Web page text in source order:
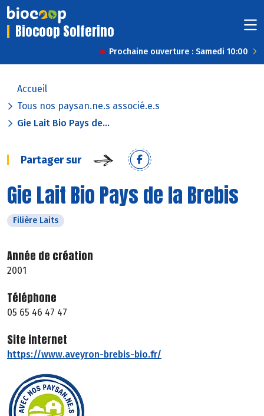
Biocoop Solferino
Prochaine ouverture : Samedi 10:00
Accueil
Tous nos paysan.ne.s associé.e.s
Gie Lait Bio Pays de...
Partager sur
Gie Lait Bio Pays de la Brebis
Filière Laits
Année de création
2001
Téléphone
05 65 46 47 47
Site internet
https://www.aveyron-brebis-bio.fr/